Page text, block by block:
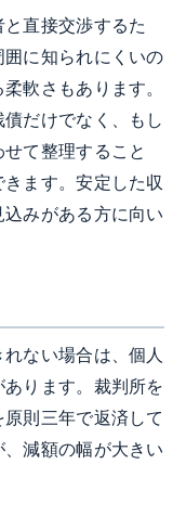
直接交渉するた
に知られにくいの
軟さもあります。
だけでなく、もし
て整理すること
ます。安定した収
みがある方に向い
ない場合は、個人
ります。裁判所を
則三年で返済して
減額の幅が大きい